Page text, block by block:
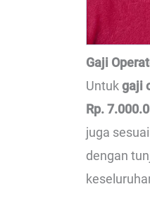
Gaji
Untukgaji
Rp.
juga
dengan